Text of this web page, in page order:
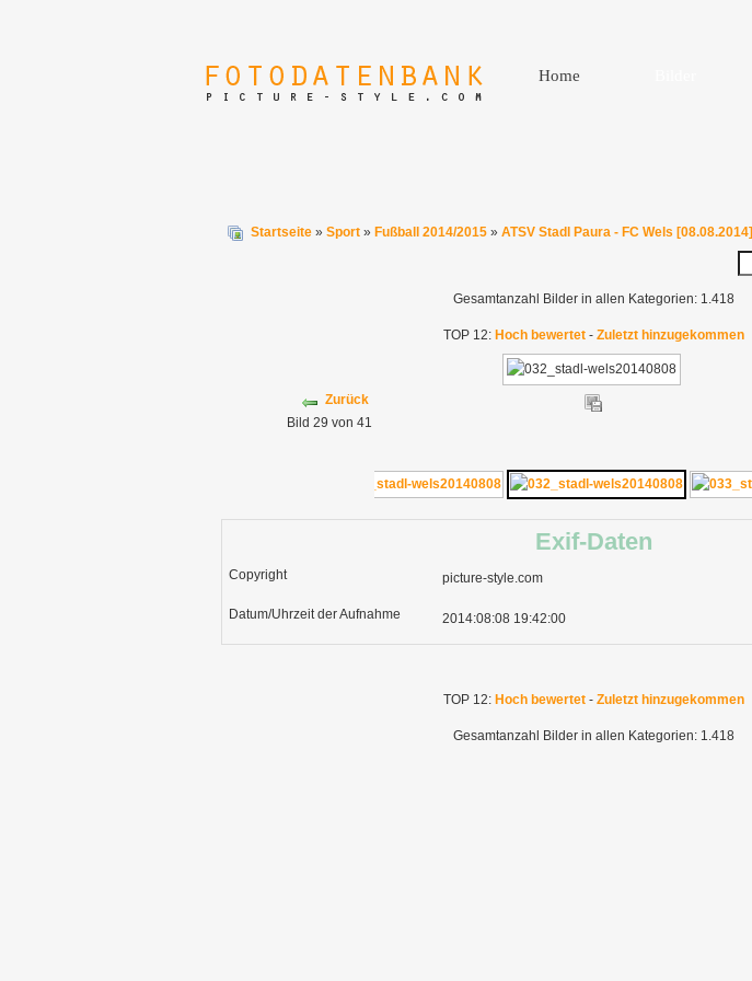
Home
Startseite » Sport » Fußball 2014/2015 » ATSV Stadl Paura - FC Wels [08.08.2014]
Gesamtanzahl Bilder in allen Kategorien: 1.418
TOP 12: Hoch bewertet- Zuletzt hinzugekommen
Zurück
Bild 29 von 41
Exif-Daten
Copyright picture-style.com
Datum/Uhrzeit der Aufnahme 2014:08:08 19:42:00
TOP 12: Hoch bewertet- Zuletzt hinzugekommen
Gesamtanzahl Bilder in allen Kategorien: 1.418